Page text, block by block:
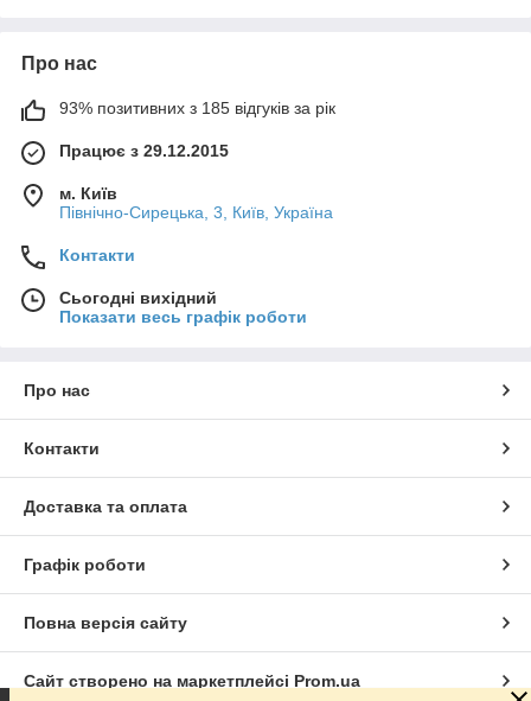
Про нас
93% позитивних з 185 відгуків за рік
Працює з 29.12.2015
м. Київ
Північно-Сирецька, 3, Київ, Україна
Контакти
Сьогодні вихідний
Показати весь графік роботи
Про нас
Контакти
Доставка та оплата
Графік роботи
Повна версія сайту
Сайт створено на маркетплейсі Prom.ua